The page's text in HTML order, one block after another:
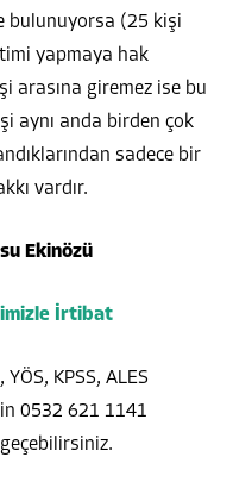
bulunuyorsa (25 kişi
yapmaya hak
arasına giremez ise bu
aynı anda birden çok
sadece bir
vardır.
İrtibat
KPSS, ALES
0532 621 1141